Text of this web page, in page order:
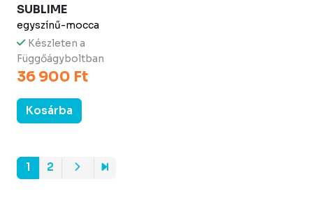
SUBLIME
egyszínű-mocca
Készleten a
Függőágyboltban
36 900 Ft
Kosárba
1 2